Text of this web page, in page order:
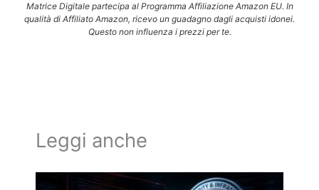
Matrice Digitale partecipa al Programma Affiliazione Amazon EU. In
qualità di Affiliato Amazon, ricevo un guadagno dagli acquisti idonei.
Questo non influenza i prezzi per te.
Leggi anche